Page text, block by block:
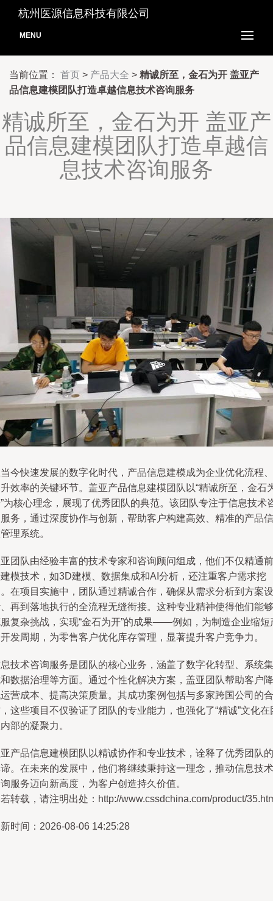
杭州医源信息科技有限公司
MENU
当前位置： 首页 > 产品大全 > 精诚所至，金石为开 盖亚产
品信息建模团队打造卓越信息技术咨询服务
精诚所至，金石为开 盖亚产
品信息建模团队打造卓越信
息技术咨询服务
今快速发展的数字化时代，产品信息建模成为企业优化流程、
效率的关键环节。盖亚产品信息建模团队以“精诚所至，金石
为核心理念，展现了优秀团队的典范。该团队专注于信息技术
务，通过深度协作与创新，帮助客户构建高效、精准的产品信
理系统。
团队由经验丰富的技术专家和咨询顾问组成，他们不仅精通前
模技术，如3D建模、数据集成和AI分析，还注重客户需求挖
在项目实施中，团队通过精诚合作，确保从需求分析到方案设
再到落地执行的全流程无缝衔接。这种专业精神使得他们能够
复杂挑战，实现“金石为开”的成果——例如，为制造企业缩短
发周期，为零售客户优化库存管理，显著提升客户竞争力。
技术咨询服务是团队的核心业务，涵盖了数字化转型、系统集
数据治理等方面。通过个性化解决方案，盖亚团队帮助客户降
营成本、提高决策质量。其成功案例包括与多家跨国公司的合
这些项目不仅验证了团队的专业能力，也强化了“精诚”文化在
部的凝聚力。
产品信息建模团队以精诚协作和专业技术，诠释了优秀团队的
。在未来的发展中，他们将继续秉持这一理念，推动信息技术
服务迈向新高度，为客户创造持久价值。
转载，请注明出处：http://www.cssdchina.com/product/
时间：2026-08-06 14:25:28